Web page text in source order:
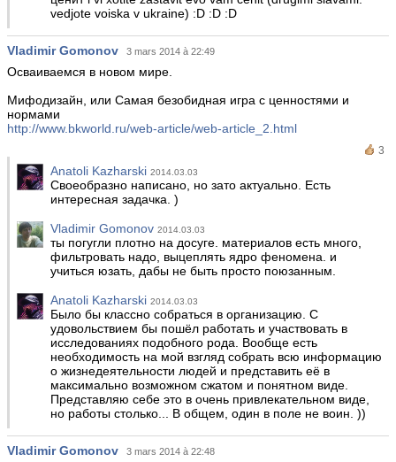
vedjote voiska v ukraine) :D :D :D
Vladimir Gomonov 3 mars 2014 à 22:49
Осваиваемся в новом мире.
Мифодизайн, или Самая безобидная игра с ценностями и
нормами
http://www.bkworld.ru/web-article/web-article_2.html
3
Anatoli Kazharski 2014.03.03
Своеобразно написано, но зато актуально. Есть
интересная задачка. )
Vladimir Gomonov 2014.03.03
ты погугли плотно на досуге. материалов есть много,
фильтровать надо, выцеплять ядро феномена. и
учиться юзать, дабы не быть просто поюзанным.
Anatoli Kazharski 2014.03.03
Было бы классно собраться в организацию. С
удовольствием бы пошёл работать и участвовать в
исследованиях подобного рода. Вообще есть
необходимость на мой взгляд собрать всю информацию
о жизнедеятельности людей и представить её в
максимально возможном сжатом и понятном виде.
Представляю себе это в очень привлекательном виде,
но работы столько... В общем, один в поле не воин. ))
Vladimir Gomonov 3 mars 2014 à 22:48